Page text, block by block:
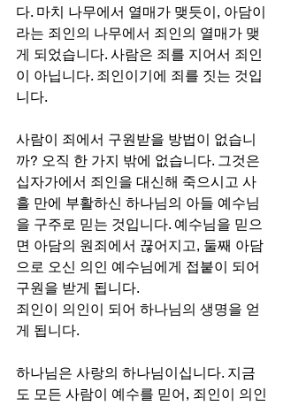
다. 마치 나무에서 열매가 맺듯이, 아담이
라는 죄인의 나무에서 죄인의 열매가 맺
게 되었습니다. 사람은 죄를 지어서 죄인
이 아닙니다. 죄인이기에 죄를 짓는 것입
니다.
사람이 죄에서 구원받을 방법이 없습니
까? 오직 한 가지 밖에 없습니다. 그것은
십자가에서 죄인을 대신해 죽으시고 사
흘 만에 부활하신 하나님의 아들 예수님
을 구주로 믿는 것입니다. 예수님을 믿으
면 아담의 원죄에서 끊어지고, 둘째 아담
으로 오신 의인 예수님에게 접붙이 되어
구원을 받게 됩니다.
죄인이 의인이 되어 하나님의 생명을 얻
게 됩니다.
하나님은 사랑의 하나님이십니다. 지금
도 모든 사람이 예수를 믿어, 죄인이 의인